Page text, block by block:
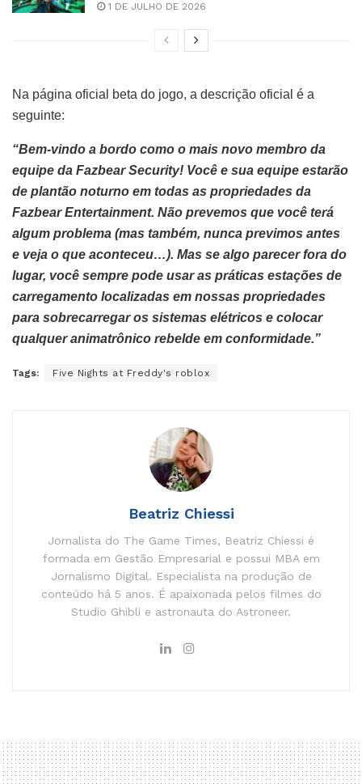
1 DE JULHO DE 2026
Na página oficial beta do jogo, a descrição oficial é a
seguinte:
“Bem-vindo a bordo como o mais novo membro da
equipe da Fazbear Security! Você e sua equipe estarão
de plantão noturno em todas as propriedades da
Fazbear Entertainment. Não prevemos que você terá
algum problema (mas também, nunca previmos antes
e veja o que aconteceu…). Mas se algo parecer fora do
lugar, você sempre pode usar as práticas estações de
carregamento localizadas em nossas propriedades
para sobrecarregar os sistemas elétricos e colocar
qualquer animatrônico rebelde em conformidade.”
Tags: Five Nights at Freddy's roblox
Beatriz Chiessi
Jornalista do The Game Times, Beatriz Chiessi é
formada em Gestão Empresarial e possui MBA em
Jornalismo Digital. Especialista na produção de
conteúdo há 5 anos. É apaixonada pelos filmes do
Studio Ghibli e astronauta do Astroneer.